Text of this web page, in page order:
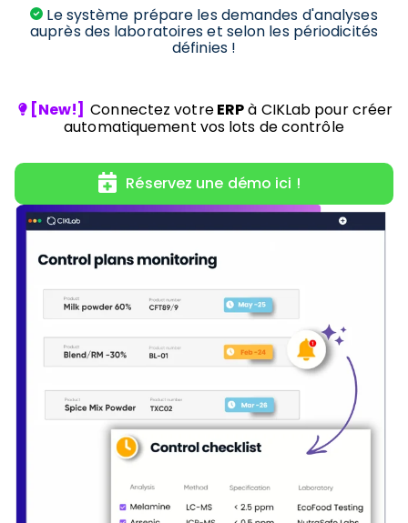
Le système prépare les demandes d'analyses
auprès des laboratoires et selon les périodicités
définies !
[New!]Connectez votreERPà CIKLab pour créer
automatiquement vos lots de contrôle
Réservez une démo ici !